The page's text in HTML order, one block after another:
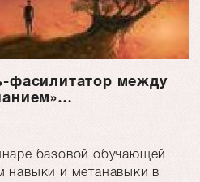
фасилитатор между
базовой обучающей
навыки и метанавыки в